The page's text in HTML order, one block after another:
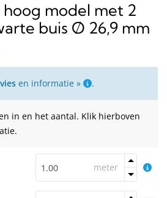
model met 2
buis Ø 26,9 mm
en informatie » .
in en het aantal. Klik hierboven
meter